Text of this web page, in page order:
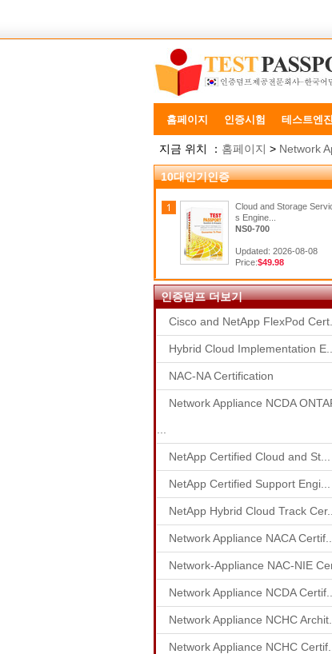
홈페이지 인증시험 테스트엔진
지금 위치 ： 홈페이지 > Network
10대인기인증
Cloud and Storage
s Engine...
NS0-700
Updated: 2026-08-08
Price:$49.98
인증덤프 더보기
Cisco and NetApp FlexPod Cert...
Hybrid Cloud Implementation E...
NAC-NA Certification
Network Appliance NCDA
NetApp Certified Cloud and St...
NetApp Certified Support Engi...
NetApp Hybrid Cloud Track Cer...
Network Appliance NACA Certif...
Network-Appliance NAC-NIE
Network Appliance NCDA Certif...
Network Appliance NCHC Archit...
Network Appliance NCHC Certif...